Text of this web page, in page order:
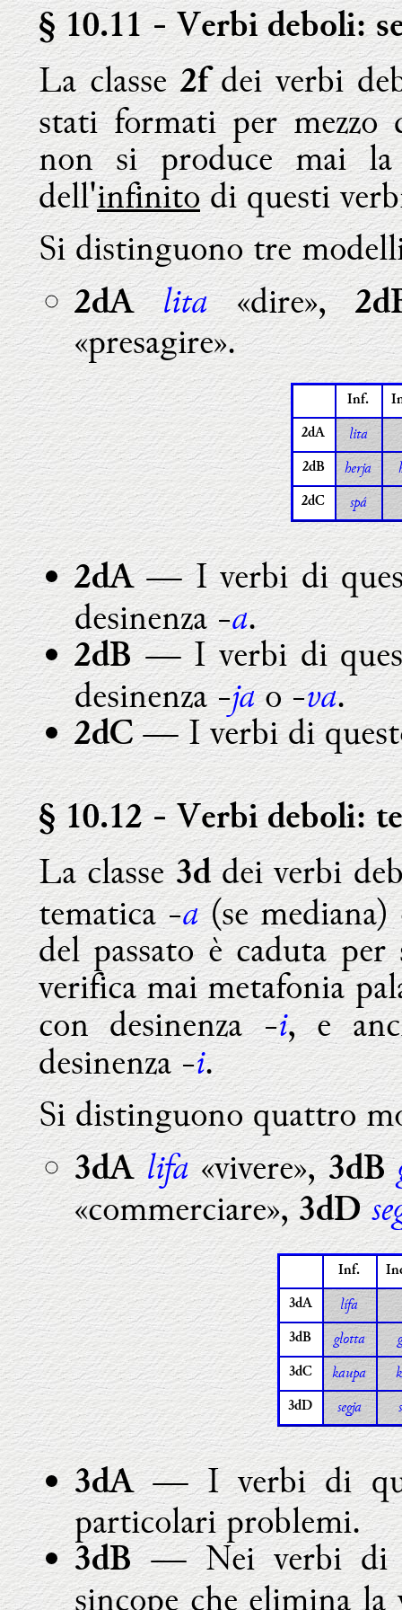
§ 10.11- Verbi deboli:
La classe2fdei verbi
stati formati per mezzo
non si produce mai la
dell'infinitodi questi
Si distinguono tre
2dA lita«dire»,
«presagire».
Inf.
2dA lita
2dB herja
2dC spá
2dA— I verbi di
desinenza -a.
2dB— I verbi di
desinenza -jao -va.
2dC— I verbi di
§ 10.12- Verbi deboli:
La classe3ddei verbi
tematica -a(se
del passato è caduta
verifica mai metafonia
con desinenza -i, e
desinenza -i.
Si distinguono quattro
3dA lifa«vivere»,3dB
«commerciare»,3dD
Inf.
3dA lífa
3dB glotta
3dC kaupa
3dD segja
3dA— I verbi di
particolari problemi.
3dB— Nei verbi di
sincope che elimina la